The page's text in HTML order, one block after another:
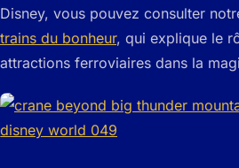
Disney, vous pouvez consulter
trains du bonheur, qui explique le
attractions ferroviaires dans la